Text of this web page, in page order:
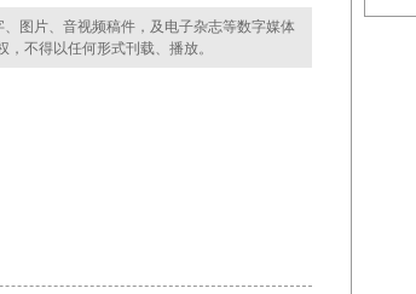
图片、音视频稿件，及电子杂志等数字媒体
不得以任何形式刊载、播放。